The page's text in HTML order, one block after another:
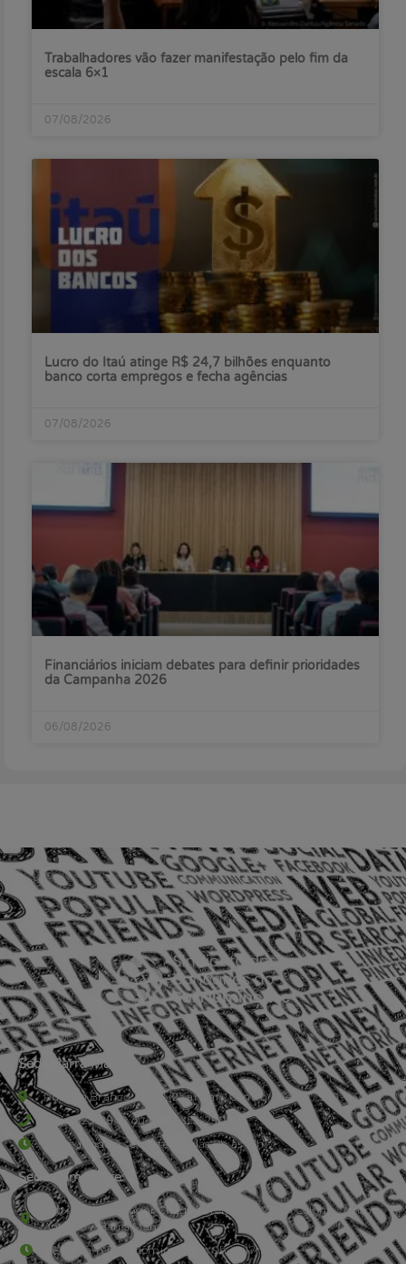
Trabalhadores vão fazer manifestação pelo fim da
escala 6×1
07/08/2026
Lucro do Itaú atinge R$ 24,7 bilhões enquanto
banco corta empregos e fecha agências
07/08/2026
Financiários iniciam debates para definir prioridades
da Campanha 2026
06/08/2026
Sede Barra Mansa
Rua Rio Branco, nº107 (2º andar), Centro - Cep: 27.330-030
(24) 3323-2848 ou (24) 3323-2500
De segunda à sexta-feira , das 9h às 17h.
Sede Campestre:
Estrada Governador Chagas Freitas – 3.780 – Colônia Santo
Antônio – Barra Mansa
De terça-feira a domingo, das 9h às 17h